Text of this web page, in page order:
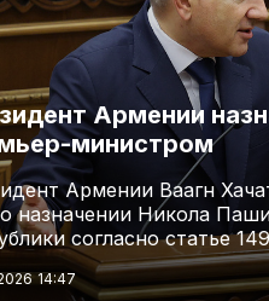
Армении
министром
Армении Ваагн
о назначении Никола
согласно статье
14:47